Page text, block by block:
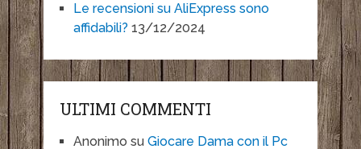
Le recensioni su AliExpress sono
affidabili? 13/12/2024
ULTIMI COMMENTI
Anonimo su Giocare Dama con il Pc